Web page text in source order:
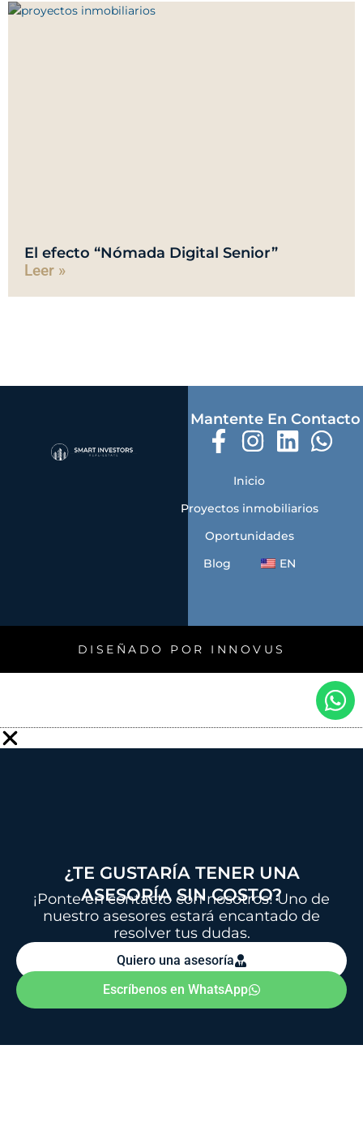
El efecto “Nómada Digital Senior”
Leer »
Inicio
Proyectos inmobiliarios
Oportunidades
Blog EN
Mantente En Contacto
DISEÑADO POR INNOVUS
W
h
a
¿TE GUSTARÍA TENER UNA
ASESORÍA SIN COSTO?
¡Ponte en contacto con nosotros! Uno de
nuestro asesores estará encantado de
resolver tus dudas.
Quiero una asesoría
Escríbenos en WhatsApp